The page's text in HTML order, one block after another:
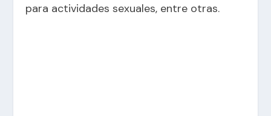
para actividades sexuales, entre otras.